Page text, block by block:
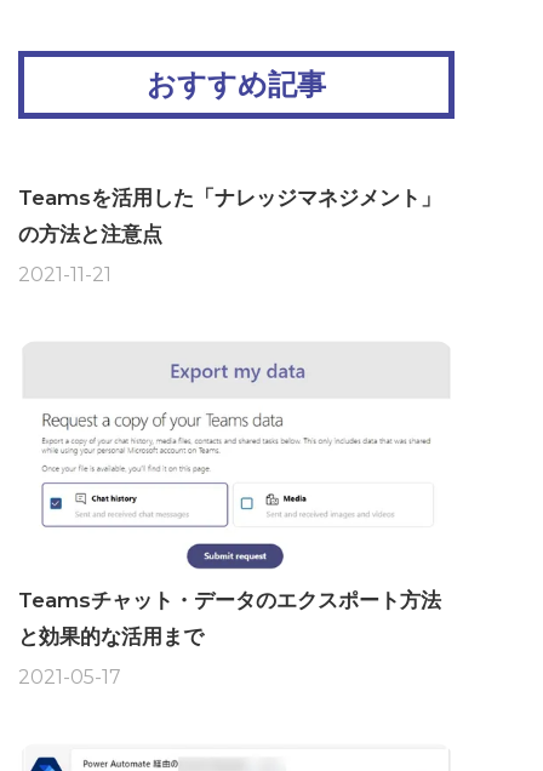
おすすめ記事
Teamsを活用した「ナレッジマネジメント」
の方法と注意点
2021-11-21
Teamsチャット・データのエクスポート方法
と効果的な活用まで
2021-05-17